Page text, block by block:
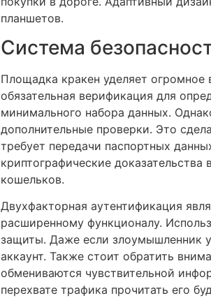
планшетов.
Система
Площадка кракен уделяет
обязательная верификация для
минимального набора данных.
дополнительные проверки. Это
требует передачи паспортных
криптографические
кошельков.
Двухфакторная аутентификация
расширенному функционалу.
защиты. Даже если злоумышленник
аккаунт. Также стоит обратить
обмениваются чувствительной
перехвате трафика прочитать его